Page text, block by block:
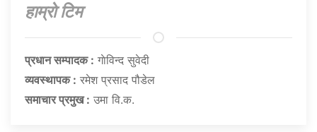
हाम्राे टिम
प्रधान सम्पादक : गाेविन्द सुवेदी
व्यवस्थापक : रमेश प्रसाद पौडेल
समाचार प्रमुख : उमा वि.क.